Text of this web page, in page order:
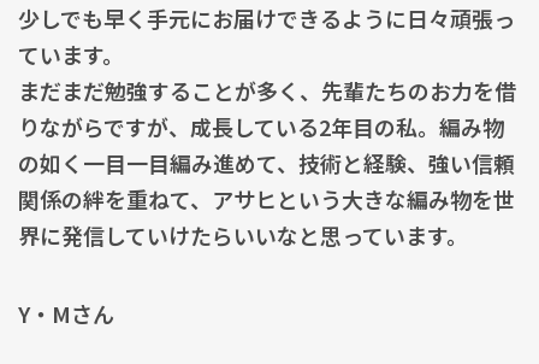
少しでも早く手元にお届けできるように日々頑張っ
ています。
まだまだ勉強することが多く、先輩たちのお力を借
りながらですが、成長している2年目の私。編み物
の如く一目一目編み進めて、技術と経験、強い信頼
関係の絆を重ねて、アサヒという大きな編み物を世
界に発信していけたらいいなと思っています。
Y・Mさん